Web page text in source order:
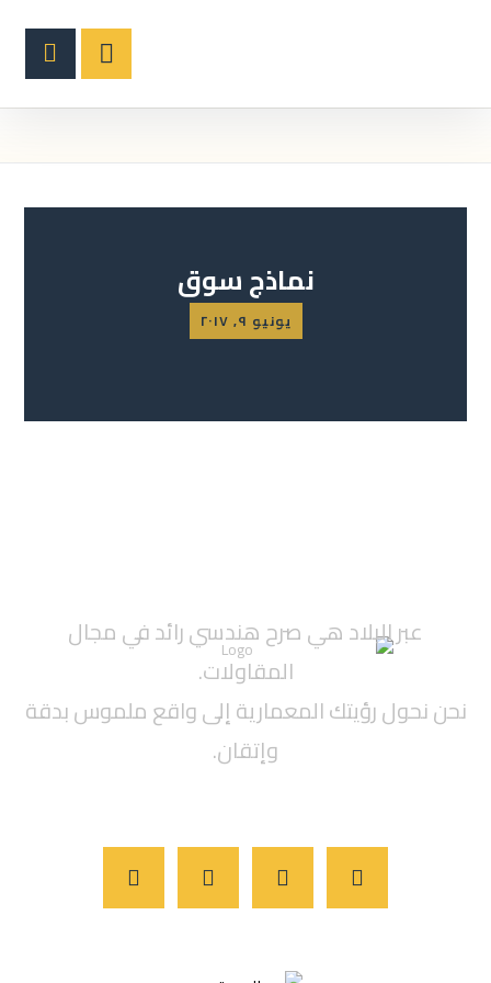
نماذج سوق
يونيو ٩, ٢٠١٧
عبر البلاد هي صرح هندسي رائد في مجال
المقاولات.
نحن نحول رؤيتك المعمارية إلى واقع ملموس بدقة
وإتقان.